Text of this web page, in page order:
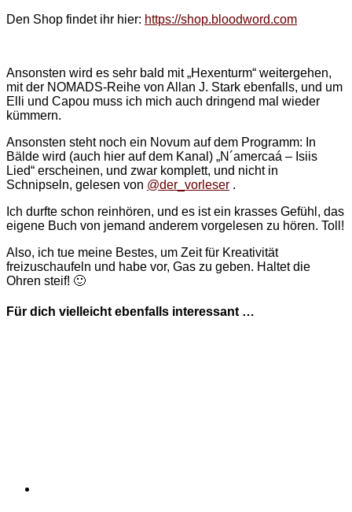
Den Shop findet ihr hier: https://shop.bloodword.com
Ansonsten wird es sehr bald mit „Hexenturm“ weitergehen,
mit der NOMADS-Reihe von Allan J. Stark ebenfalls, und um
Elli und Capou muss ich mich auch dringend mal wieder
kümmern.
Ansonsten steht noch ein Novum auf dem Programm: In
Bälde wird (auch hier auf dem Kanal) „N´amercaá – Isiis
Lied“ erscheinen, und zwar komplett, und nicht in
Schnipseln, gelesen von @der_vorleser .
Ich durfte schon reinhören, und es ist ein krasses Gefühl, das
eigene Buch von jemand anderem vorgelesen zu hören. Toll!
Also, ich tue meine Bestes, um Zeit für Kreativität
freizuschaufeln und habe vor, Gas zu geben. Haltet die
Ohren steif! 🙂
Für dich vielleicht ebenfalls interessant …